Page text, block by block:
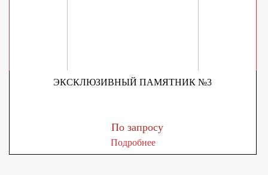
ЭКСКЛЮЗИВНЫЙ ПАМЯТНИК №3
По запросу
Подробнее